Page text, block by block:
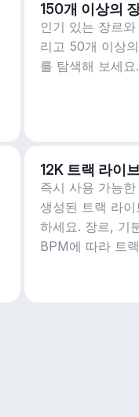
150개 이상의
인기 있는 장르
리고 50개 이상
를 탐색해 보세요.
12K 트랙 라이
즉시 사용 가능
생성된 트랙 라
하세요. 장르, 기
BPM에 따라 트